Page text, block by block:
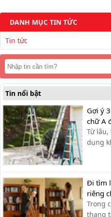
DANH MỤC TIN TỨC
Tin tức
Tin nổi bật
Gợi ý
chữ A
Từ
dụng
điểm
độ an
chịu...
Đi tìm
riêng
Trong
thang